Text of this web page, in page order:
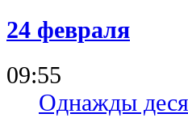
24 февраля
09:55
Однажды